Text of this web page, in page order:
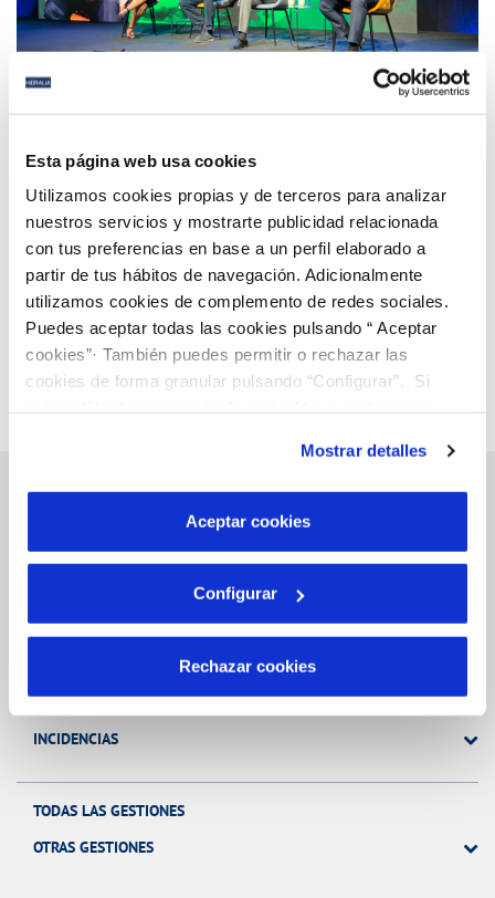
Esta página web usa cookies
Utilizamos cookies propias y de terceros para analizar
nuestros servicios y mostrarte publicidad relacionada
con tus preferencias en base a un perfil elaborado a
partir de tus hábitos de navegación. Adicionalmente
utilizamos cookies de complemento de redes sociales.
Puedes aceptar todas las cookies pulsando “ Aceptar
cookies”· También puedes permitir o rechazar las
cookies de forma granular pulsando “Configurar”. Si
son indispensables para que el sitio web funcione y que
por tanto no se pueden desactivar. Puedes consultar
más información en nuestraPolítica de Cookies
Mostrar detalles
Aceptar cookies
Configurar
Rechazar cookies
Hidralia participa en Greencities para reforzar sus
soluciones más innovadoras
Página 15 de 112
Anterior Siguiente
Gestiones Online
FACTURAS, PAGOS Y CONSUMOS
MODIFICACIÓN DE DATOS
INCIDENCIAS
TODAS LAS GESTIONES
OTRAS GESTIONES